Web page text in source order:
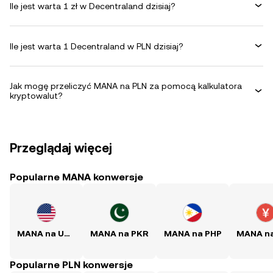
Ile jest warta 1 zł w Decentraland dzisiaj?
Ile jest warta 1 Decentraland w PLN dzisiaj?
Jak mogę przeliczyć MANA na PLN za pomocą kalkulatora
kryptowalut?
Przeglądaj więcej
Popularne MANA konwersje
MANA na USD MANA na PKR MANA na PHP
Popularne PLN konwersje